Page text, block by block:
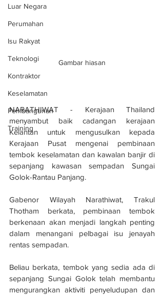
Luar Negara
Perumahan
Isu Rakyat
Teknologi
Kontraktor
Keselamatan
Pembangunan
Training
Gambar hiasan
NARATHIWAT - Kerajaan Thailand
menyambut baik cadangan kerajaan
Kelantan untuk mengusulkan kepada
Kerajaan Pusat mengenai pembinaan
tembok keselamatan dan kawalan banjir di
sepanjang kawasan sempadan Sungai
Golok-Rantau Panjang.
Gabenor Wilayah Narathiwat, Trakul
Thotham berkata, pembinaan tembok
berkenaan akan menjadi langkah penting
dalam menangani pelbagai isu jenayah
rentas sempadan.
Beliau berkata, tembok yang sedia ada di
sepanjang Sungai Golok telah membantu
mengurangkan aktiviti penyeludupan dan